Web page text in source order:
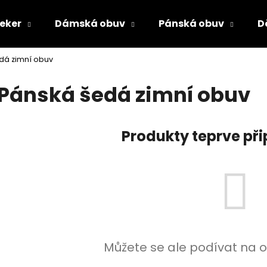
Dámská obuv Pánská obuv
zimní obuv
šedá zimní obuv
Produkty teprve
Můžete se ale podívat na
Co potřebujete najít?